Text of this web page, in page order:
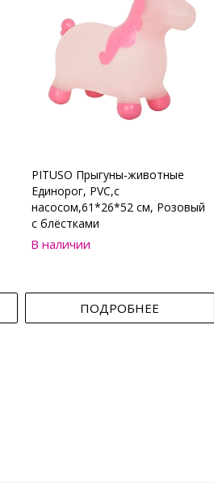
PITUSO Прыгуны-животные
Единорог, PVC,с
насосом,61*26*52 см, Розовый
с блёстками
В наличии
ПОДРОБНЕЕ